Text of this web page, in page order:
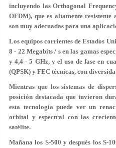
incluyendo las Orthogonal
OFDM), que es altamente
son muy adecuadas para una
Los equipos corrientes de Estados
8 - 22 Megabits / s en las gamas
y 4,4 - 5 GHz, y el uso de fase en
(QPSK) y FEC técnicas, con
Mientras que los sistemas de
posición destacada que tuvieron
esta tecnología puede ver un
orbital y espectral con las
satélite.
Mañana los S-500 y después los S-